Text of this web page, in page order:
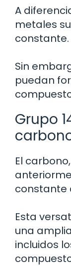
A
metales
constante.
Sin
puedan
Grupo
El
constante
Esta
una
incluidos